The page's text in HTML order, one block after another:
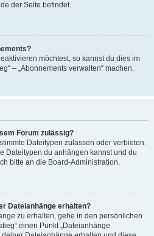
der Seite befindet.
möchtest, so kannst du dies im
– „Abonnements verwalten“ machen.
Forum zulässig?
Dateitypen zulassen oder verbieten.
Dateitypen du anhängen kannst und du
bitte an die Board-Administration.
Dateianhänge erhalten?
zu erhalten, gehe in den persönlichen
einen Punkt „Dateianhänge